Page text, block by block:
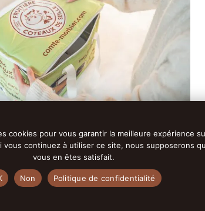
puissiez réaliser vos courses en
À partir de
cookies pour vous garantir la meilleure expérience
vous continuez à utiliser ce site, nous supposerons
vous en êtes satisfait.
Non Politique de confidentialité